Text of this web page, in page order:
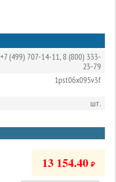
+7 (499) 707-14-11,8 (800) 333-
23-79
1pst06x095v3f
шт.
13 154.40 ₽